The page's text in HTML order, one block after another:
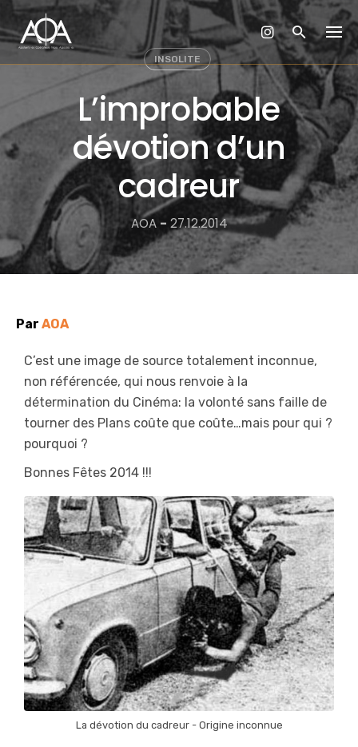
Skip
to
content
INSOLITE
L’improbable
dévotion d’un
cadreur
AOA - 27.12.2014
Par AOA
C’est une image de source totalement inconnue,
non référencée, qui nous renvoie à la
détermination du Cinéma: la volonté sans faille de
tourner des Plans coûte que coûte…mais pour qui ?
pourquoi ?
Bonnes Fêtes 2014 !!!
La dévotion du cadreur - Origine inconnue